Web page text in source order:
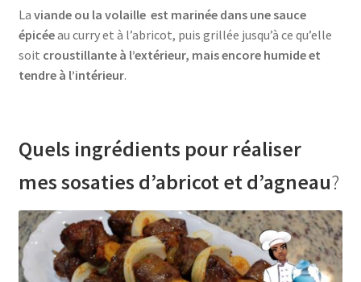
La viande ou la volaille est marinée dans une sauce
épicéeau curry et à l’abricot, puis grillée jusqu’à ce qu’elle
soit croustillante à l’extérieur, mais encore humide et
tendre à l’intérieur.
Quels ingrédients pour réaliser
mes sosaties d’abricot et d’agneau?